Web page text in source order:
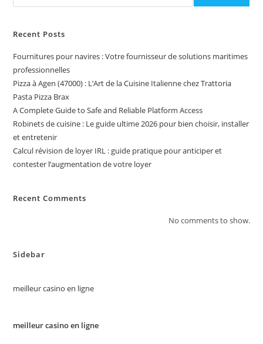
Recent Posts
Fournitures pour navires : Votre fournisseur de solutions maritimes
professionnelles
Pizza à Agen (47000) : L’Art de la Cuisine Italienne chez Trattoria
Pasta Pizza Brax
A Complete Guide to Safe and Reliable Platform Access
Robinets de cuisine : Le guide ultime 2026 pour bien choisir, installer
et entretenir
Calcul révision de loyer IRL : guide pratique pour anticiper et
contester l’augmentation de votre loyer
Recent Comments
No comments to show.
Sidebar
meilleur casino en ligne
meilleur casino en ligne